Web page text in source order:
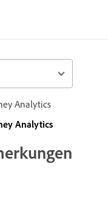
Analytics
Analytics